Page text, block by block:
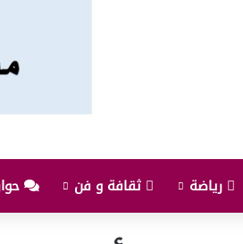
رياضة ثقافة و فن